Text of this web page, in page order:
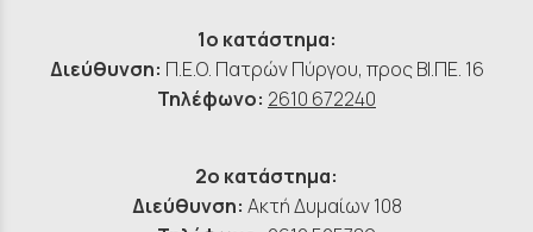
1ο κατάστημα:
Διεύθυνση: Π.Ε.Ο. Πατρών Πύργου, προς ΒΙ.ΠΕ. 16
Τηλέφωνο: 2610 672240
2ο κατάστημα:
Διεύθυνση: Ακτή Δυμαίων 108